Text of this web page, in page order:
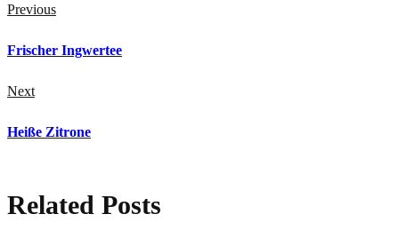
Previous
Frischer Ingwertee
Next
Heiße Zitrone
Related Posts